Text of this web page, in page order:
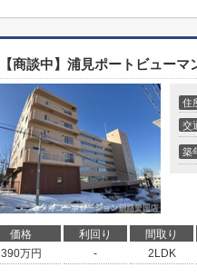
【商談中】浦見ポートビューマ
住
交
築
価格 利回り 間取り
390万円 - 2LDK